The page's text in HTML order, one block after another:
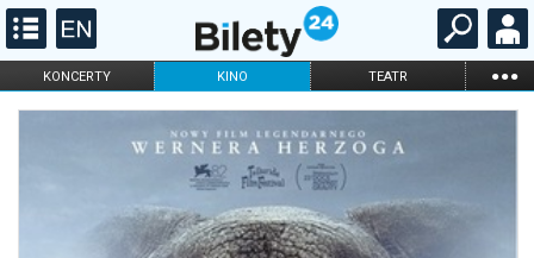
KONCERTY KINO TEATR ...
FILHARMONIA OPERA I BALET
ONLINE KARNETY